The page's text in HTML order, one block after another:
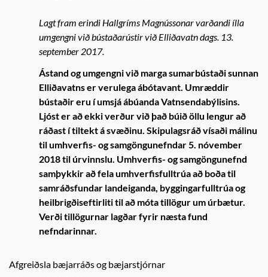
Lagt fram erindi Hallgríms Magnússonar varðandi ílla
umgengni við bústaðarústir við Elliðavatn dags. 13.
september 2017.
Ástand og umgengni við marga sumarbústaði sunnan
Elliðavatns er verulega ábótavant. Umræddir
bústaðir eru í umsjá ábúanda Vatnsendabýlisins.
Ljóst er að ekki verður við það búið öllu lengur að
ráðast í tiltekt á svæðinu. Skipulagsráð vísaði málinu
til umhverfis- og samgöngunefndar 5. nóvember
2018 til úrvinnslu. Umhverfis- og samgöngunefnd
samþykkir að fela umhverfisfulltrúa að boða til
samráðsfundar landeiganda, byggingarfulltrúa og
heilbrigðiseftirliti til að móta tillögur um úrbætur.
Verði tillögurnar lagðar fyrir næsta fund
nefndarinnar.
Afgreiðsla bæjarráðs og bæjarstjórnar